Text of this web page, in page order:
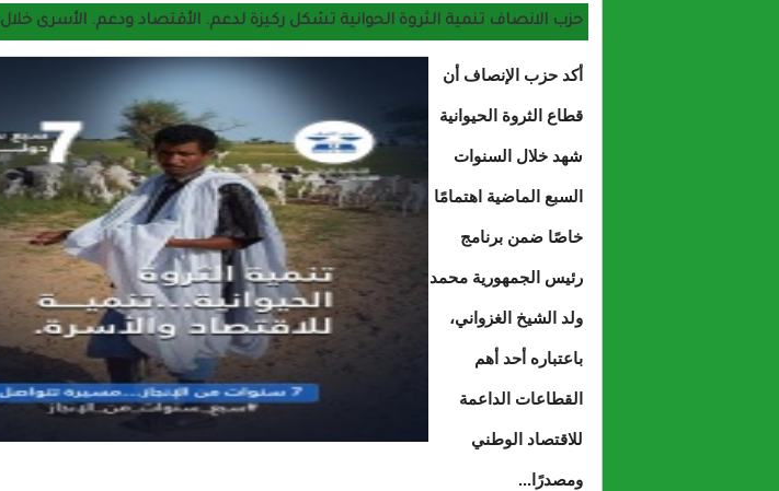
حزب الانصاف تنمية الثروة الحوانية تشكل ركيزة لدعم. الأقتصاد ودعم. الأسرى خلال 7 سنوات
أكد حزب الإنصاف أن
قطاع الثروة الحيوانية
شهد خلال السنوات
السبع الماضية اهتمامًا
خاصًا ضمن برنامج
رئيس الجمهورية محمد
ولد الشيخ الغزواني،
باعتباره أحد أهم
القطاعات الداعمة
للاقتصاد الوطني
ومصدرًا...